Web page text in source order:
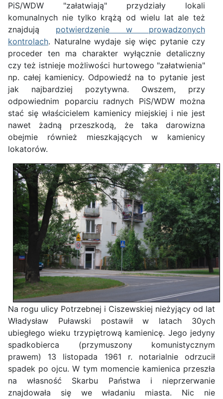
PiS/WDW "załatwiają" przydziały lokali
komunalnych nie tylko krążą od wielu lat ale też
znajdują potwierdzenie w prowadzonych
kontrolach. Naturalne wydaje się więc pytanie czy
proceder ten ma charakter wyłącznie detaliczny
czy też istnieje możliwości hurtowego "załatwienia"
np. całej kamienicy. Odpowiedź na to pytanie jest
jak najbardziej pozytywna. Owszem, przy
odpowiednim poparciu radnych PiS/WDW można
stać się właścicielem kamienicy miejskiej i nie jest
nawet żadną przeszkodą, że taka darowizna
obejmie również mieszkających w kamienicy
lokatorów.
Na rogu ulicy Potrzebnej i Ciszewskiej nieżyjący od lat
Władysław Puławski postawił w latach 30ych
ubiegłego wieku trzypiętrową kamienicę. Jego jedyny
spadkobierca (przymuszony komunistycznym
prawem) 13 listopada 1961 r. notarialnie odrzucił
spadek po ojcu. W tym momencie kamienica przeszła
na własność Skarbu Państwa i nieprzerwanie
znajdowała się we władaniu miasta. Nic nie